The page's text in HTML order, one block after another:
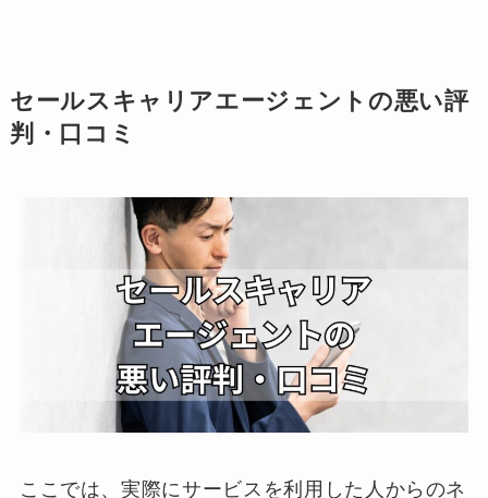
セールスキャリアエージェントの悪い評
判・口コミ
ここでは、実際にサービスを利用した人からのネ